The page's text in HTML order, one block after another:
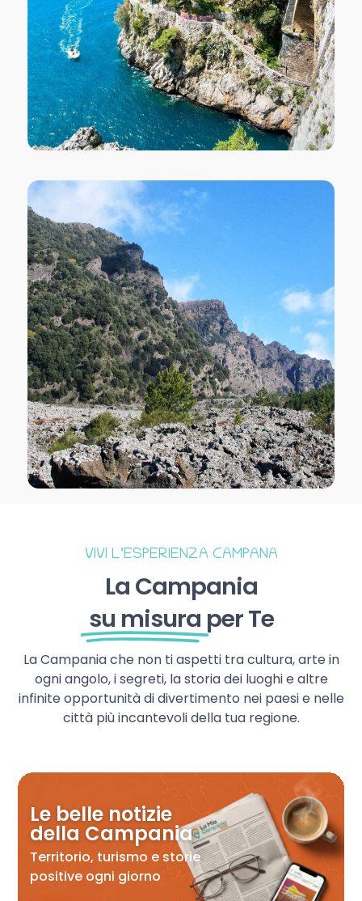
VIVI L’ESPERIENZA CAMPANA
La Campania
su misura per Te
La Campania che non ti aspetti tra cultura, arte in
ogni angolo, i segreti, la storia dei luoghi e altre
infinite opportunità di divertimento nei paesi e nelle
città più incantevoli della tua regione.
Le belle notizie
della Campania
Territorio, turismo e storie
positive ogni giorno